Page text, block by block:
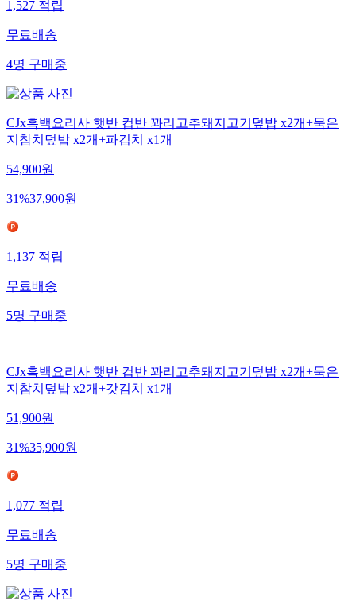
1,527적립
무료배송
4명구매중
CJx흑백요리사 햇반 컵반 꽈리고추돼지고기덮밥 x2개+묵은
지참치덮밥 x2개+파김치 x1개
54,900원
31%37,900원
1,137적립
무료배송
5명구매중
CJx흑백요리사 햇반 컵반 꽈리고추돼지고기덮밥 x2개+묵은
지참치덮밥 x2개+갓김치 x1개
51,900원
31%35,900원
1,077적립
무료배송
5명구매중